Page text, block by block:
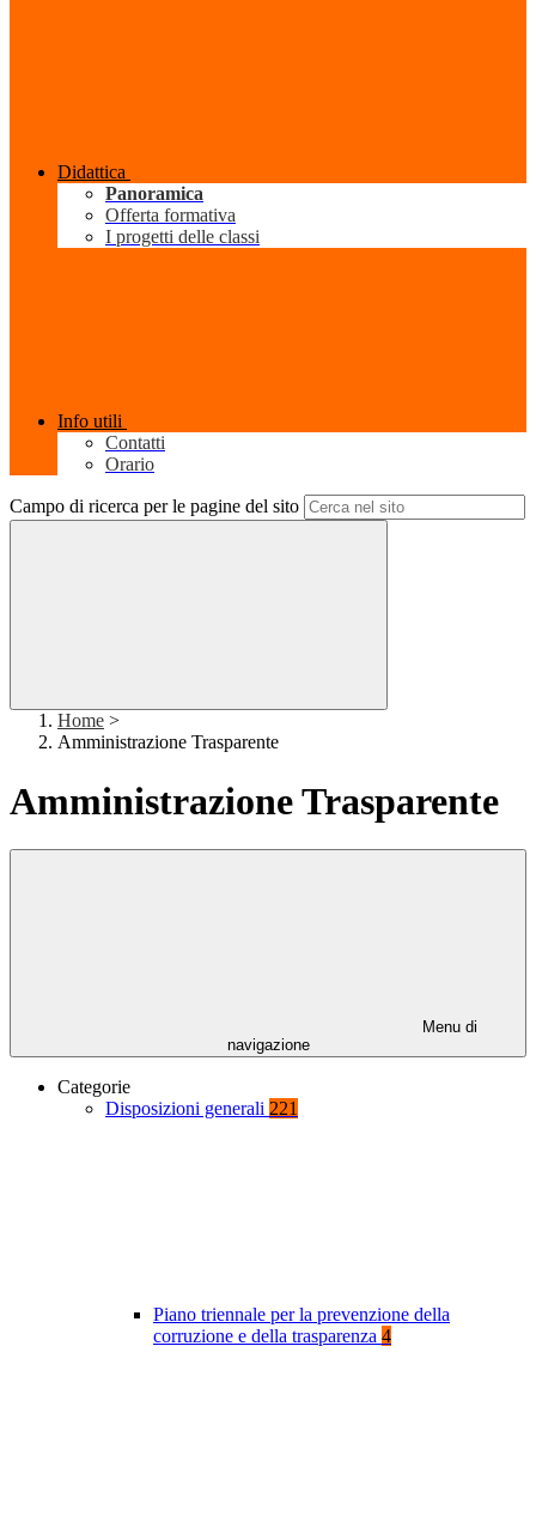
Didattica
Panoramica
Offerta formativa
I progetti delle classi
Info utili
Contatti
Orario
Campo di ricerca per le pagine del sito
Home >
Amministrazione Trasparente
Amministrazione Trasparente
Menu di
navigazione
Categorie
Disposizioni generali 221
Piano triennale per la prevenzione della
corruzione e della trasparenza 4